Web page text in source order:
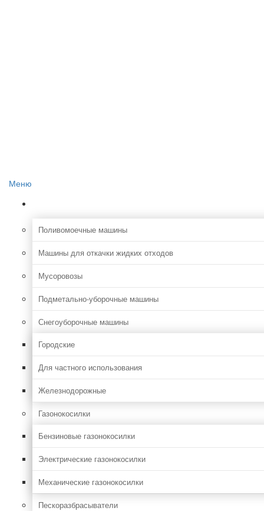
Меню
Поливомоечные машины
Машины для откачки жидких отходов
Мусоровозы
Подметально-уборочные машины
Снегоуборочные машины
Городские
Для частного использования
Железнодорожные
Газонокосилки
Бензиновые газонокосилки
Электрические газонокосилки
Механические газонокосилки
Пескоразбрасыватели